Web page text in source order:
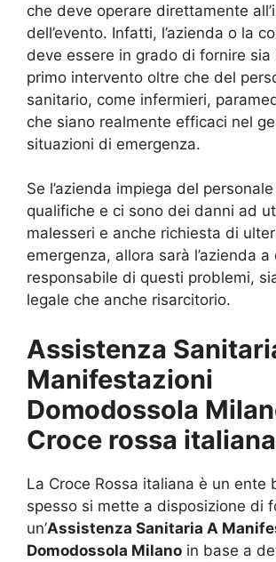
che deve operare direttamente
dell’evento. Infatti, l’azienda o la
deve essere in grado di fornire sia
primo intervento oltre che del
sanitario, come infermieri,
che siano realmente efficaci nel
situazioni di emergenza.
Se l’azienda impiega del
qualifiche e ci sono dei danni ad
malesseri e anche richiesta di
emergenza, allora sarà l’azienda
responsabile di questi problemi,
legale che anche risarcitorio.
Assistenza
Manifestazioni
Domodossola
Croce rossa italiana
La Croce Rossa italiana è un ente
spesso si mette a disposizione di
un’Assistenza Sanitaria A
Domodossola Milano in base a